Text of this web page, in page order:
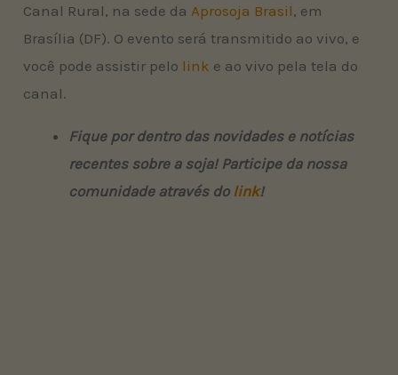
Canal Rural, na sede da Aprosoja Brasil, em
Brasília (DF). O evento será transmitido ao vivo, e
você pode assistir pelo link e ao vivo pela tela do
canal.
Fique por dentro das novidades e notícias
recentes sobre a soja! Participe da nossa
comunidade através do link!